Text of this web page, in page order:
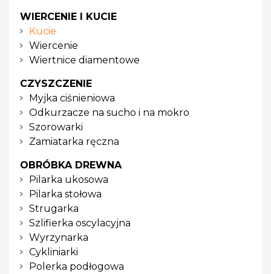
WIERCENIE I KUCIE
Kucie
Wiercenie
Wiertnice diamentowe
CZYSZCZENIE
Myjka ciśnieniowa
Odkurzacze na sucho i na mokro
Szorowarki
Zamiatarka ręczna
OBRÓBKA DREWNA
Pilarka ukosowa
Pilarka stołowa
Strugarka
Szlifierka oscylacyjna
Wyrzynarka
Cykliniarki
Polerka podłogowa